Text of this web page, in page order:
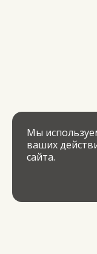
Мы
ваших
сайта.